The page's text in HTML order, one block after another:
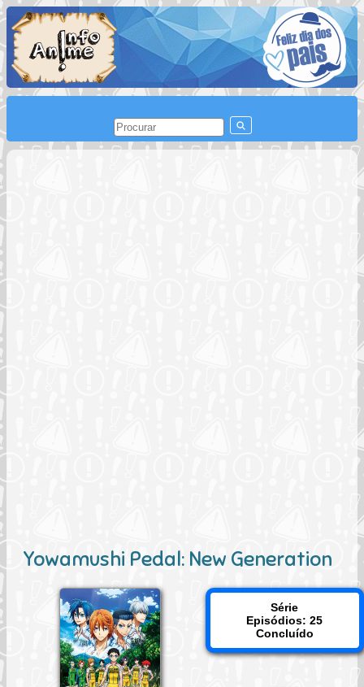
Yowamushi Pedal: New Generation
Série
Episódios: 25
Concluído